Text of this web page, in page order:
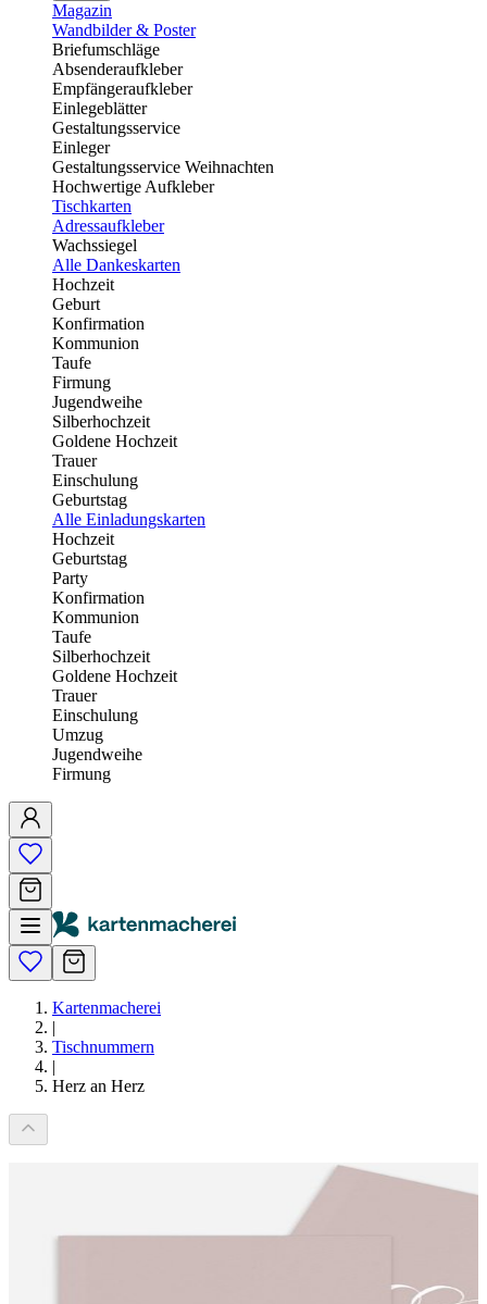
Magazin
Wandbilder & Poster
Briefumschläge
Absenderaufkleber
Empfängeraufkleber
Einlegeblätter
Gestaltungsservice
Einleger
Gestaltungsservice Weihnachten
Hochwertige Aufkleber
Tischkarten
Adressaufkleber
Wachssiegel
Alle Dankeskarten
Hochzeit
Geburt
Konfirmation
Kommunion
Taufe
Firmung
Jugendweihe
Silberhochzeit
Goldene Hochzeit
Trauer
Einschulung
Geburtstag
Alle Einladungskarten
Hochzeit
Geburtstag
Party
Konfirmation
Kommunion
Taufe
Silberhochzeit
Goldene Hochzeit
Trauer
Einschulung
Umzug
Jugendweihe
Firmung
Kartenmacherei
|
Tischnummern
|
Herz an Herz